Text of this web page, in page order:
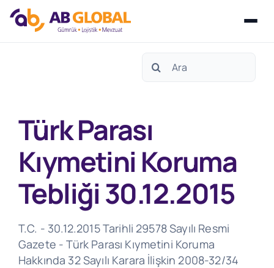
Search
Türk Parası
Kıymetini Koruma
Tebliği 30.12.2015
T.C. - 30.12.2015 Tarihli 29578 Sayılı Resmi
Gazete - Türk Parası Kıymetini Koruma
Hakkında 32 Sayılı Karara İlişkin 2008-32/34